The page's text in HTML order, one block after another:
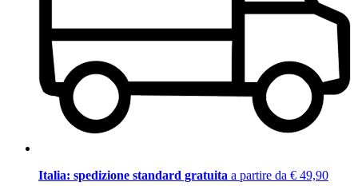
Italia: spedizione standard gratuita a partire da € 49,90